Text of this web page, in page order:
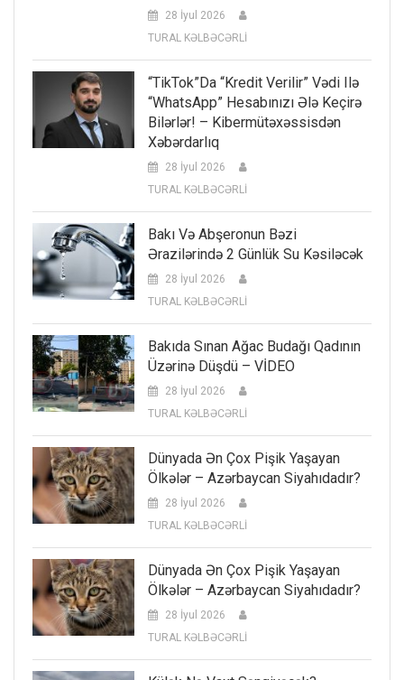
28 İyul 2026
TURAL KƏLBƏCƏRLİ
“TikTok”da “kredit Verilir” Vədi Ilə
“WhatsApp” Hesabınızı Ələ Keçirə
Bilərlər! – Kibermütəxəssisdən
Xəbərdarlıq
28 İyul 2026
TURAL KƏLBƏCƏRLİ
Bakı Və Abşeronun Bəzi
Ərazilərində 2 Günlük Su Kəsiləcək
28 İyul 2026
TURAL KƏLBƏCƏRLİ
Bakıda Sınan Ağac Budağı Qadının
Üzərinə Düşdü – VİDEO
28 İyul 2026
TURAL KƏLBƏCƏRLİ
Dünyada Ən Çox Pişik Yaşayan
Ölkələr – Azərbaycan Siyahıdadır?
28 İyul 2026
TURAL KƏLBƏCƏRLİ
Dünyada Ən Çox Pişik Yaşayan
Ölkələr – Azərbaycan Siyahıdadır?
28 İyul 2026
TURAL KƏLBƏCƏRLİ